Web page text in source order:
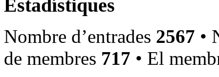
Estadístiques
Nombre d’entrades 2567 •
de membres 717 • El